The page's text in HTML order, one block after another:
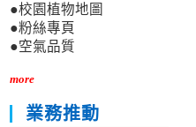
●校園植物地圖
●粉絲專頁
●空氣品質
more
業務推動